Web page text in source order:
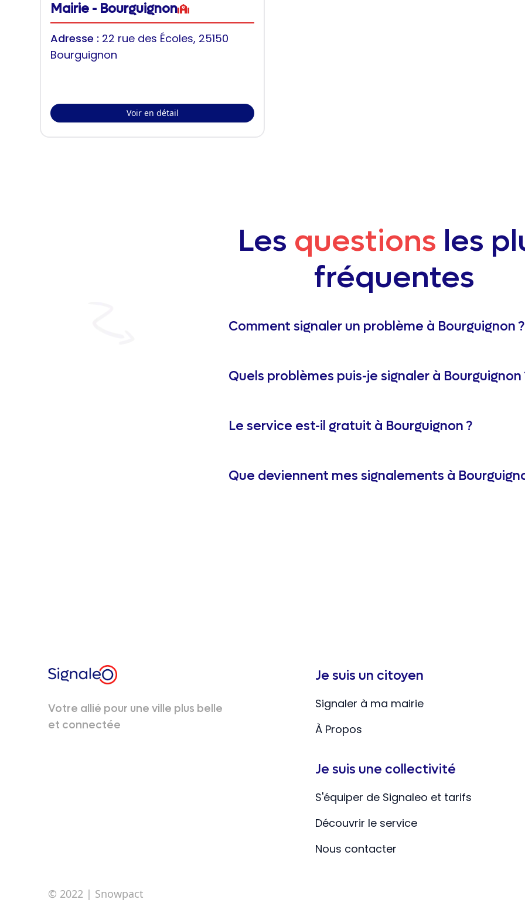
Mairie - Bourguignon
Adresse : 22 rue des Écoles, 25150
Bourguignon
Voir en détail
Les questions les
fréquentes
Comment signaler un problème à Bourguignon ?
Quels problèmes puis-je signaler à Bourguignon
Le service est-il gratuit à Bourguignon ?
Que deviennent mes signalements à
Votre allié pour une ville plus belle
et connectée
Je suis un citoyen
Signaler à ma mairie
À Propos
Je suis une collectivité
S'équiper de Signaleo et tarifs
Découvrir le service
Nous contacter
© 2022 | Snowpact